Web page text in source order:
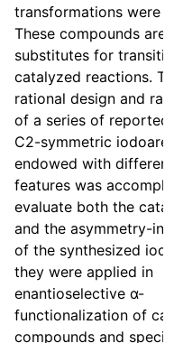
transformations were
These compounds are
substitutes for
catalyzed reactions.
rational design and
of a series of reported
C2-symmetric
endowed with
features was
evaluate both the
and the asymmetry-
of the synthesized
they were applied in
enantioselective α-
functionalization of
compounds and